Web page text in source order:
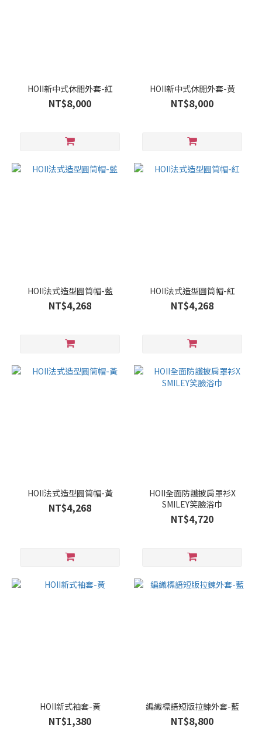
HOII新中式休閒外套-紅
NT$8,000
HOII新中式休閒外套-黃
NT$8,000
HOII法式造型圓筒帽-藍
NT$4,268
HOII法式造型圓筒帽-紅
NT$4,268
HOII法式造型圓筒帽-黃
NT$4,268
HOII全面防護披肩罩衫X
SMILEY笑臉浴巾
NT$4,720
HOII新式袖套-黃
NT$1,380
編織標語短版拉鍊外套-藍
NT$8,800